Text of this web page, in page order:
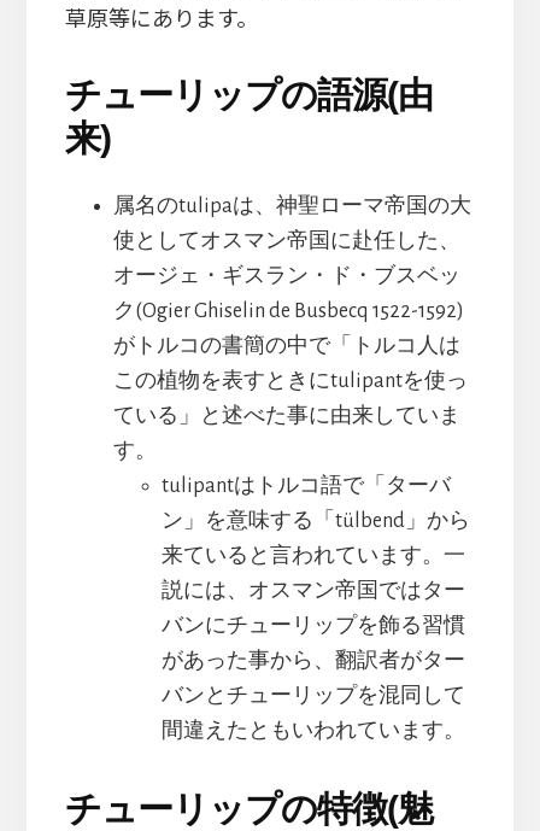
草原等にあります。
チューリップの語源(由
来)
属名のtulipaは、神聖ローマ帝国の大
使としてオスマン帝国に赴任した、
オージェ・ギスラン・ド・ブスベッ
ク(Ogier Ghiselin de Busbecq 1522-1592)
がトルコの書簡の中で「トルコ人は
この植物を表すときにtulipantを使っ
ている」と述べた事に由来していま
す。
tulipantはトルコ語で「ターバ
ン」を意味する「tülbend」から
来ていると言われています。一
説には、オスマン帝国ではター
バンにチューリップを飾る習慣
があった事から、翻訳者がター
バンとチューリップを混同して
間違えたともいわれています。
チューリップの特徴(魅